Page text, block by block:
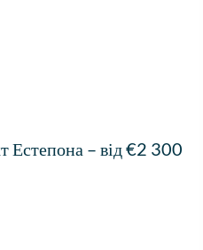
Естепона – від €2 300